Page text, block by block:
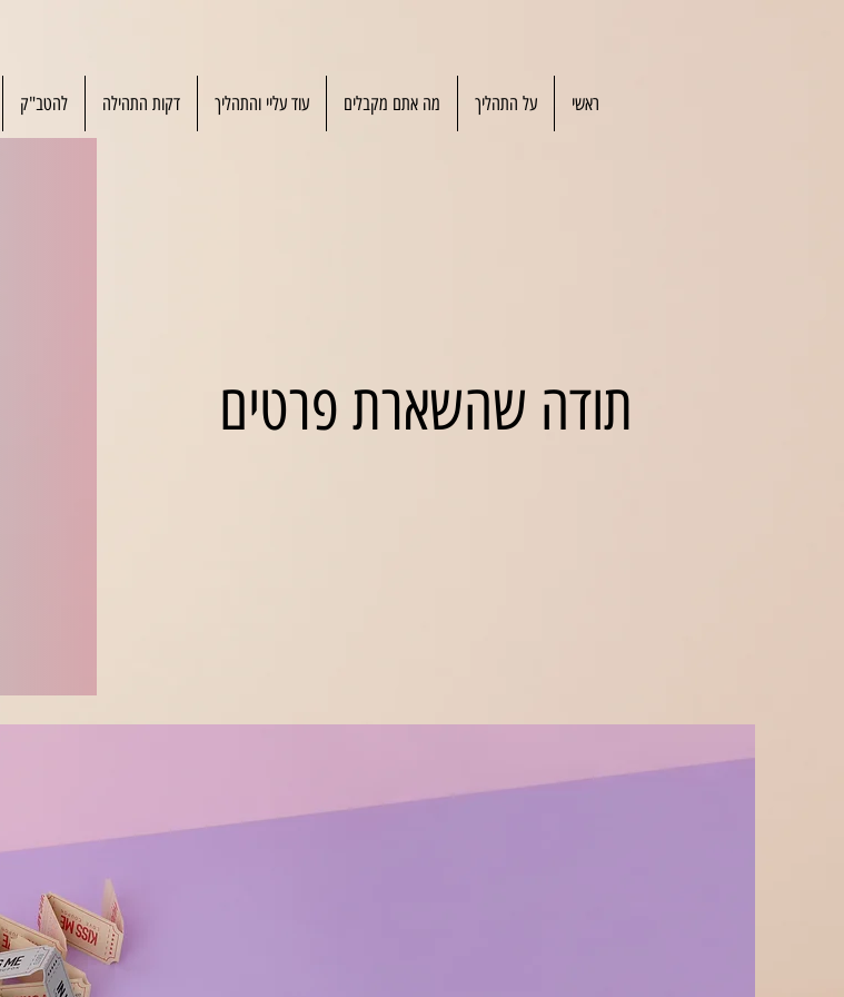
ראשי על התהליך מה אתם מקבלים עוד עליי והתהליך דקות התהילה להטב"ק
תודה שהשארת פרטים